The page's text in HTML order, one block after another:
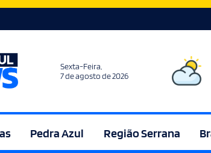
Sexta-Feira,
7 de agosto de 2026
Pedra Azul Região Serrana